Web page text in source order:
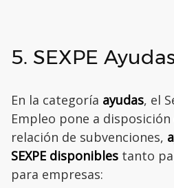
5. SEXPE
En la categoría ayudas, el
Empleo pone a
relación de subvenciones,
SEXPE disponibles tanto
para empresas: